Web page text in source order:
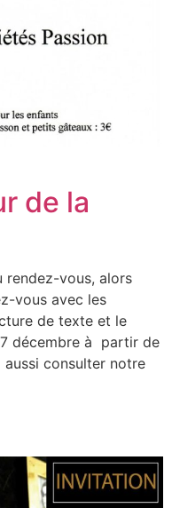
de la
rendez-vous, alors
vous avec les
de texte et le
décembre à partir de
aussi consulter notre